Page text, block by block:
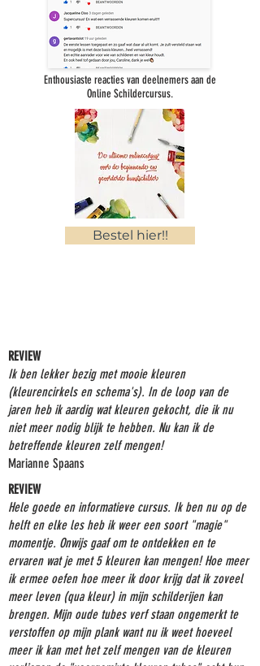
Enthousiaste reacties van deelnemers aan de
Online Schildercursus.
Bestel hier!!
REVIEW
Ik ben lekker bezig met mooie kleuren
(kleurencirkels en schema's). In de loop van de
jaren heb ik aardig wat kleuren gekocht, die ik nu
niet meer nodig blijk te hebben. Nu kan ik de
betreffende kleuren zelf mengen!
Marianne Spaans
REVIEW
Hele goede en informatieve cursus. Ik ben nu op de
helft en elke les heb ik weer een soort "magie"
momentje. Onwijs gaaf om te ontdekken en te
ervaren wat je met 5 kleuren kan mengen! Hoe meer
ik ermee oefen hoe meer ik door krijg dat ik zoveel
meer leven (qua kleur) in mijn schilderijen kan
brengen. Mijn oude tubes verf staan ongemerkt te
verstoffen op mijn plank want nu ik weet hoeveel
meer ik kan met het zelf mengen van de kleuren